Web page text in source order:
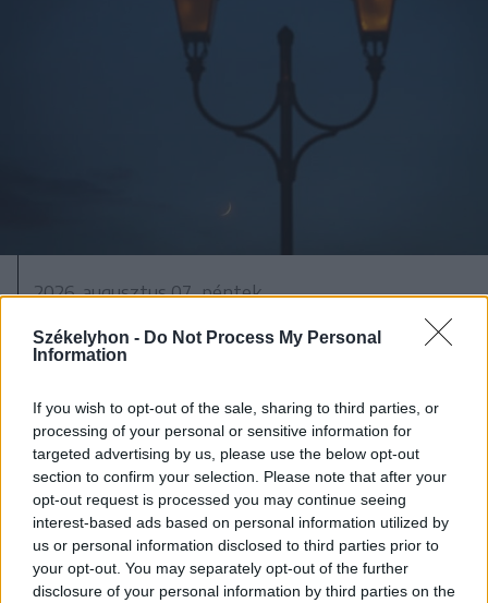
Székelyhon - Do Not Process My Personal
Information
If you wish to opt-out of the sale, sharing to third parties, or
processing of your personal or sensitive information for
targeted advertising by us, please use the below opt-out
section to confirm your selection. Please note that after your
opt-out request is processed you may continue seeing
interest-based ads based on personal information utilized by
us or personal information disclosed to third parties prior to
your opt-out. You may separately opt-out of the further
disclosure of your personal information by third parties on the
2026. augusztus 07., péntek
A közvilágításon spórol a
sepsiszentgyörgyi önkormányzat